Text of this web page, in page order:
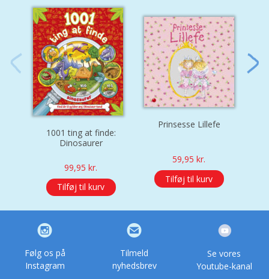
1001 ting at finde:
Dinosaurer
99,95kr.
Tilføj til kurv
Prinsesse Lillefe
59,95kr.
Tilføj til kurv
Følg os på
Instagram
Tilmeld
nyhedsbrev
Se vores
Youtube-kanal